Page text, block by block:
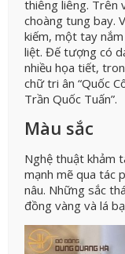
thiêng liêng. Trên
choàng tung bay.
kiếm, một tay
liệt. Đế tượng có
nhiều họa tiết,
chữ tri ân “Quốc
Trần Quốc Tuấn”.
Màu sắc
Nghệ thuật khảm
mạnh mẽ qua tác
nâu. Những sắc
đồng vàng và lá